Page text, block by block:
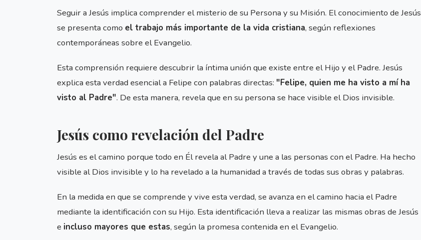
Seguir a Jesús implica comprender el misterio de su Persona y su Misión. El conocimiento de Jesús
se presenta como el trabajo más importante de la vida cristiana, según reflexiones
contemporáneas sobre el Evangelio.
Esta comprensión requiere descubrir la íntima unión que existe entre el Hijo y el Padre. Jesús
explica esta verdad esencial a Felipe con palabras directas: "Felipe, quien me ha visto a mí ha
visto al Padre". De esta manera, revela que en su persona se hace visible el Dios invisible.
Jesús como revelación del Padre
Jesús es el camino porque todo en Él revela al Padre y une a las personas con el Padre. Ha hecho
visible al Dios invisible y lo ha revelado a la humanidad a través de todas sus obras y palabras.
En la medida en que se comprende y vive esta verdad, se avanza en el camino hacia el Padre
mediante la identificación con su Hijo. Esta identificación lleva a realizar las mismas obras de Jesús
e incluso mayores que estas, según la promesa contenida en el Evangelio.